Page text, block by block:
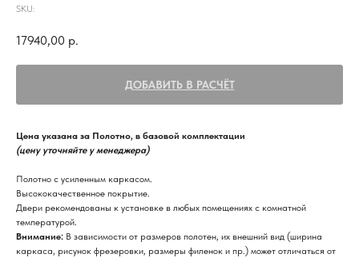
SKU:
17940,00 р.
ДОБАВИТЬ В РАСЧЁТ
Цена указана за Полотно, в базовой комплектации
(цену уточняйте у менеджера)
Полотно с усиленным каркасом.
Высококачественное покрытие.
Двери рекомендованы к установке в любых помещениях с комнатной
температурой.
Внимание: В зависимости от размеров полотен, их внешний вид (ширина
каркаса, рисунок фрезеровки, размеры филенок и пр.) может отличаться от